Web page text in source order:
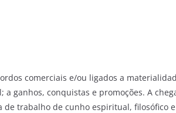
comerciais e/ou ligados a
ganhos, conquistas e promoções. A
trabalho de cunho espiritual, filosófico